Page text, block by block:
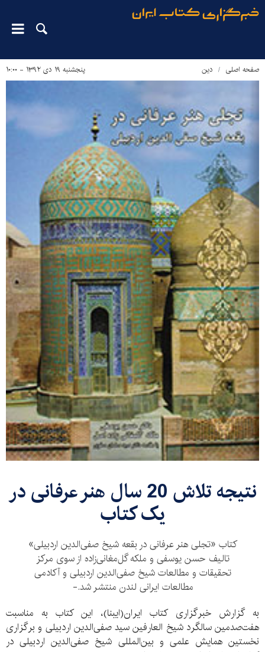
صفحه اصلی دین‌ پنجشنبه ۱۹ دی ۱۳۹۲ - ۱۰:۰۰
نتیجه تلاش 20 سال هنر عرفانی در
یک کتاب
کتاب «تجلی هنر عرفانی در بقعه شیخ صفی‌الدین اردبیلی»
تالیف حسن یوسفی و ملکه گل‌مغانی‌زاده از سوی مرکز
تحقیقات و مطالعات شیخ صفی‌الدین اردبیلی و آکادمی
مطالعات ایرانی لندن منتشر شد.-
به گزارش خبرگزاری کتاب ایران(ایبنا)، این کتاب به مناسبت
هفت‌صدمین سالگرد شیخ العارفین سید صفی‌الدین ‌اردبیلی و برگزاری
نخستین همایش علمی و بین‌المللی شیخ صفی‌الدین اردبیلی در